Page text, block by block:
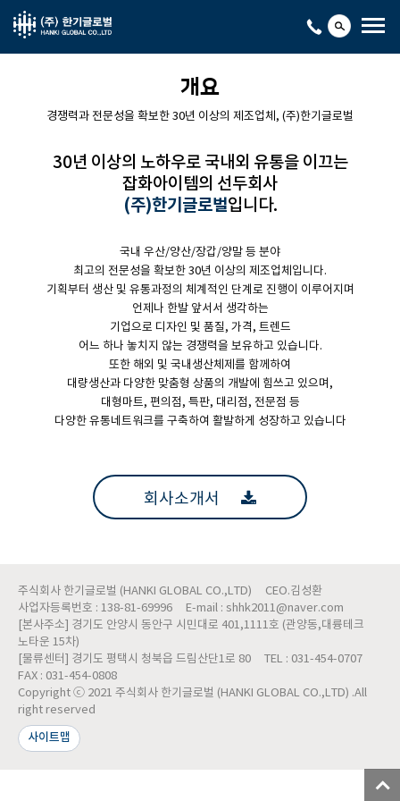
개요
경쟁력과 전문성을 확보한 30년 이상의 제조업체, (주)한기글로벌
30년 이상의 노하우로 국내외 유통을 이끄는
잡화아이템의 선두회사
(주)한기글로벌입니다.
국내 우산/양산/장갑/양말 등 분야
최고의 전문성을 확보한 30년 이상의 제조업체입니다.
기획부터 생산 및 유통과정의 체계적인 단계로 진행이 이루어지며
언제나 한발 앞서서 생각하는
기업으로 디자인 및 품질, 가격, 트렌드
어느 하나 놓치지 않는 경쟁력을 보유하고 있습니다.
또한 해외 및 국내생산체제를 함께하여
대량생산과 다양한 맞춤형 상품의 개발에 힘쓰고 있으며,
대형마트, 편의점, 특판, 대리점, 전문점 등
다양한 유통네트워크를 구축하여 활발하게 성장하고 있습니다
회사소개서
주식회사 한기글로벌 (HANKI GLOBAL CO.,LTD)
CEO.김성환
사업자등록번호 : 138-81-69996
E-mail : shhk2011@naver.com
[본사주소] 경기도 안양시 동안구 시민대로 401,1111호 (관양동,대륭테크
노타운 15차)
[물류센터] 경기도 평택시 청북읍 드림산단1로 80
TEL : 031-454-0707
FAX : 031-454-0808
Copyright ⓒ 2021 주식회사 한기글로벌 (HANKI GLOBAL CO.,LTD) .All
right reserved
사이트맵